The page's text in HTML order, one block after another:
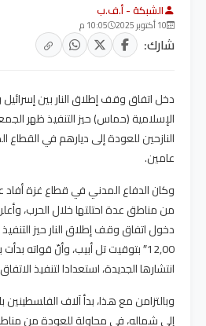
الشبكة - أ.ف.ب
10 أكتوبر 2025 10:05 م
شارك:
دخل اتفاق وقف إطلاق النار بين
الإسلامية (حماس) حيز التنفيذ ظهر
النازحين للعودة إلى ديارهم في
عامين.
وكان الدفاع المدني في قطاع غزة أفاد
من مناطق عدة احتلتها خلال الحرب،
دخول اتفاق وقف إطلاق النار حيز
12,00″ بتوقيت تل أبيب، وأنّ قواته
انتشارها الجديدة، استعدادا لتنفيذ
وبالتزامن مع هذا، بدأ آلاف
إلى شماله، في محاولة للعودة من